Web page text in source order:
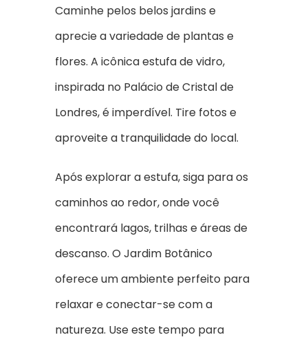
Caminhe pelos belos jardins e
aprecie a variedade de plantas e
flores. A icônica estufa de vidro,
inspirada no Palácio de Cristal de
Londres, é imperdível. Tire fotos e
aproveite a tranquilidade do local.
Após explorar a estufa, siga para os
caminhos ao redor, onde você
encontrará lagos, trilhas e áreas de
descanso. O Jardim Botânico
oferece um ambiente perfeito para
relaxar e conectar-se com a
natureza. Use este tempo para